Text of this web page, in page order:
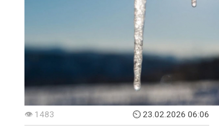
👁 1483 ⏲ 23.02.2026 06:06